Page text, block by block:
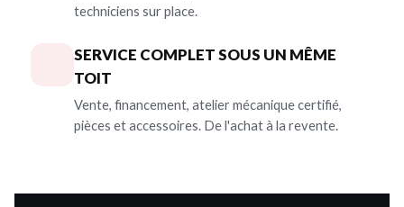
techniciens sur place.
SERVICE COMPLET SOUS UN MÊME
TOIT
Vente, financement, atelier mécanique certifié,
pièces et accessoires. De l'achat à la revente.